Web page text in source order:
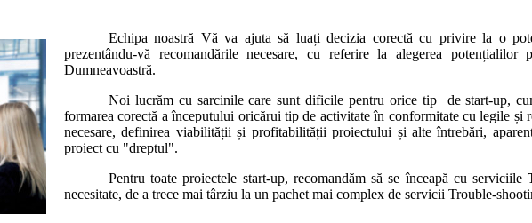
Echipa noastră Vă va ajuta să luați decizia corectă cu privire la o
prezentându-vă recomandările necesare, cu referire la alegerea
Dumneavoastră.
Noi lucrăm cu sarcinile care sunt dificile pentru orice tip de start-up,
formarea corectă a începutului oricărui tip de activitate în conformitate cu legile și
necesare, definirea viabilității și profitabilității proiectului și alte întrebări,
proiect cu "dreptul".
Pentru toate proiectele start-up, recomandăm să se înceapă cu serviciile
necesitate, de a trece mai târziu la un pachet mai complex de servicii Trouble-